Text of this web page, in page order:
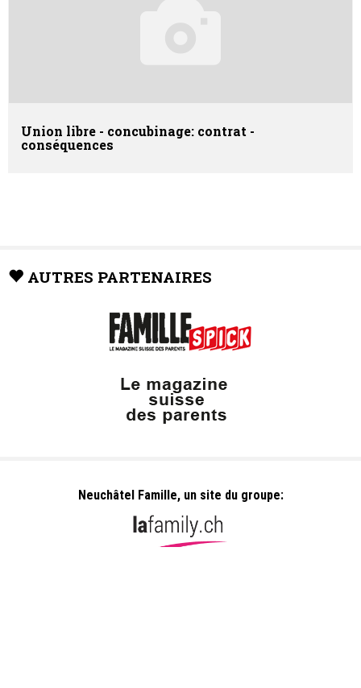
Union libre - concubinage: contrat -
conséquences
AUTRES PARTENAIRES
Neuchâtel Famille, un site du groupe: